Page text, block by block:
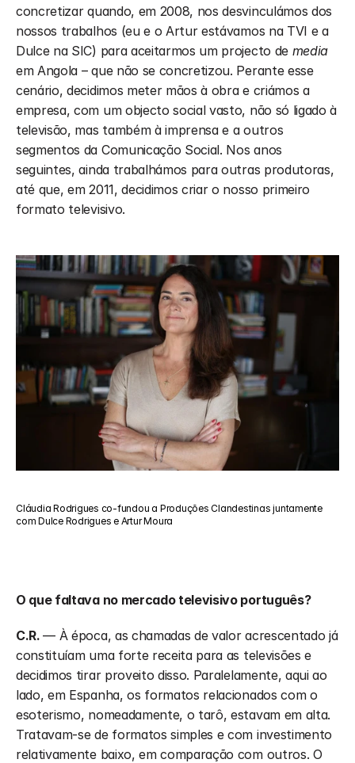
concretizar quando, em 2008, nos desvinculámos dos
nossos trabalhos (eu e o Artur estávamos na TVI e a
Dulce na SIC) para aceitarmos um projecto de media
em Angola – que não se concretizou. Perante esse
cenário, decidimos meter mãos à obra e criámos a
empresa, com um objecto social vasto, não só ligado à
televisão, mas também à imprensa e a outros
segmentos da Comunicação Social. Nos anos
seguintes, ainda trabalhámos para outras produtoras,
até que, em 2011, decidimos criar o nosso primeiro
formato televisivo.
Cláudia Rodrigues co-fundou a Produções Clandestinas juntamente
com Dulce Rodrigues e Artur Moura
O que faltava no mercado televisivo português?
C.R. — À época, as chamadas de valor acrescentado já
constituíam uma forte receita para as televisões e
decidimos tirar proveito disso. Paralelamente, aqui ao
lado, em Espanha, os formatos relacionados com o
esoterismo, nomeadamente, o tarô, estavam em alta.
Tratavam-se de formatos simples e com investimento
relativamente baixo, em comparação com outros. O